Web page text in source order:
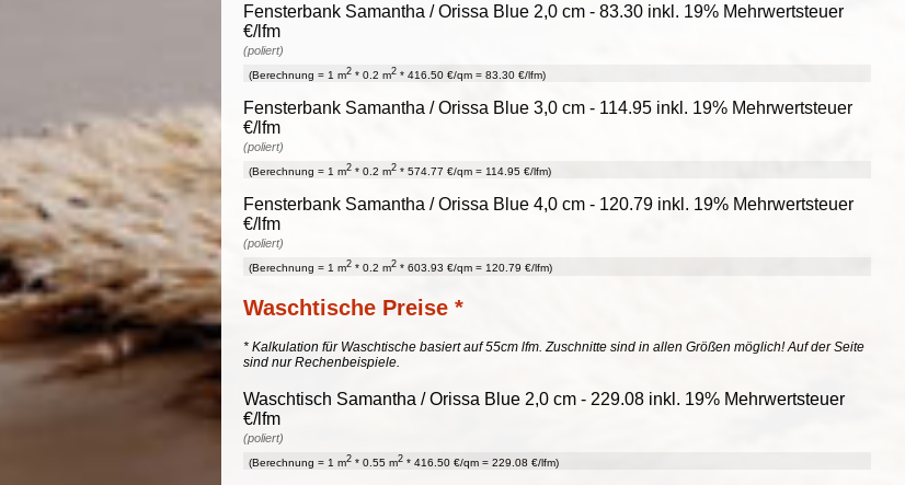
Fensterbank Samantha / Orissa Blue 2,0 cm - 83.30 inkl. 19% Mehrwertsteuer
€/lfm
(poliert)
(Berechnung = 1 m2 * 0.2 m2 * 416.50 €/qm = 83.30 €/lfm)
Fensterbank Samantha / Orissa Blue 3,0 cm - 114.95 inkl. 19% Mehrwertsteuer
€/lfm
(poliert)
(Berechnung = 1 m2 * 0.2 m2 * 574.77 €/qm = 114.95 €/lfm)
Fensterbank Samantha / Orissa Blue 4,0 cm - 120.79 inkl. 19% Mehrwertsteuer
€/lfm
(poliert)
(Berechnung = 1 m2 * 0.2 m2 * 603.93 €/qm = 120.79 €/lfm)
Waschtische Preise *
* Kalkulation für Waschtische basiert auf 55cm lfm. Zuschnitte sind in allen Größen möglich! Auf der Seite
sind nur Rechenbeispiele.
Waschtisch Samantha / Orissa Blue 2,0 cm - 229.08 inkl. 19% Mehrwertsteuer
€/lfm
(poliert)
(Berechnung = 1 m2 * 0.55 m2 * 416.50 €/qm = 229.08 €/lfm)